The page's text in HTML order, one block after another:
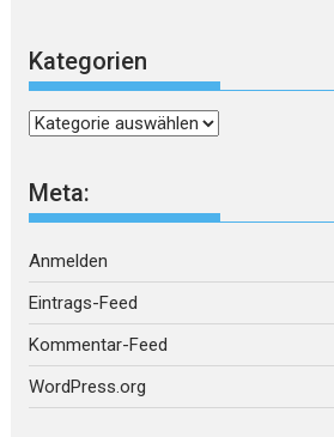
Kategorien
Kategorien
Meta:
Anmelden
Eintrags-Feed
Kommentar-Feed
WordPress.org